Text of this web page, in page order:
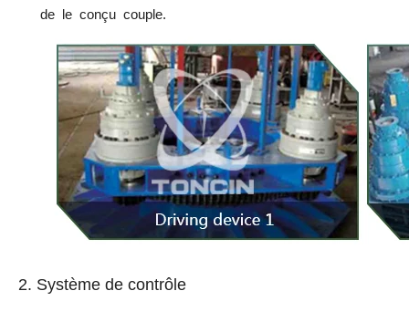
de le conçu couple.
2. Système de contrôle